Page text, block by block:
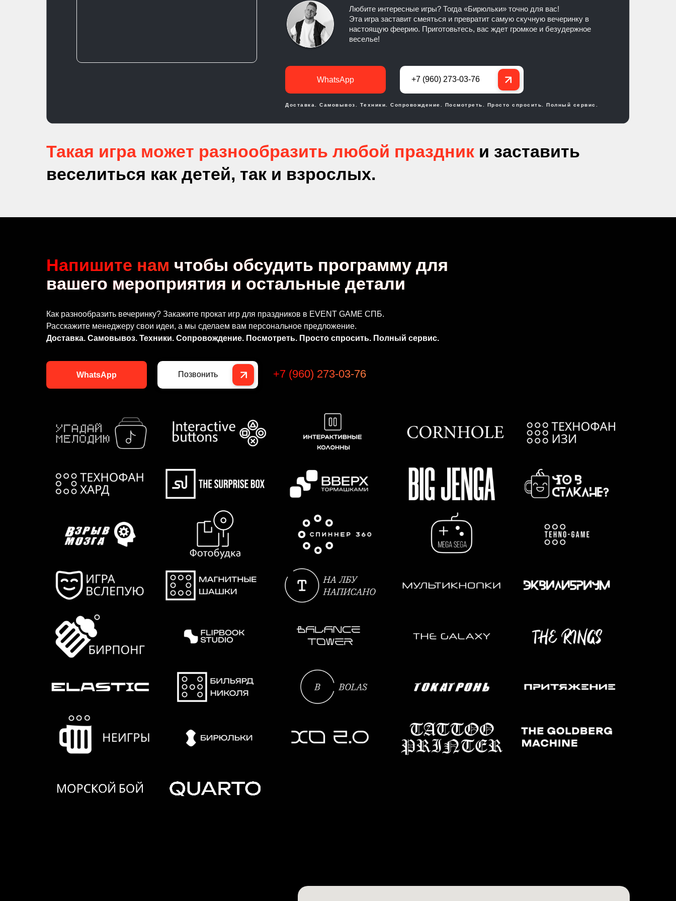
WhatsApp +7 (960) 273-03-76
Такая игра может разнообразить любой праздник и заставить
веселиться как детей, так и взрослых.
Доставка. Самовывоз. Техники. Сопровождение. Посмотреть. Просто спросить. Полный сервис.
Любите интересные игры? Тогда «Бирюльки» точно для вас!
Эта игра заставит смеяться и превратит самую скучную вечеринку в
настоящую феерию. Приготовьтесь, вас ждет громкое и безудержное
веселье!
+7 (960) 273-03-76
Как разнообразить вечеринку? Закажите прокат игр для праздников в EVENT GAME СПБ.
Расскажите менеджеру свои идеи, а мы сделаем вам персональное предложение.
Доставка. Самовывоз. Техники. Сопровождение. Посмотреть. Просто спросить. Полный сервис.
WhatsApp
Напишите нам чтобы обсудить программу для
вашего мероприятия и остальные детали
Позвонить